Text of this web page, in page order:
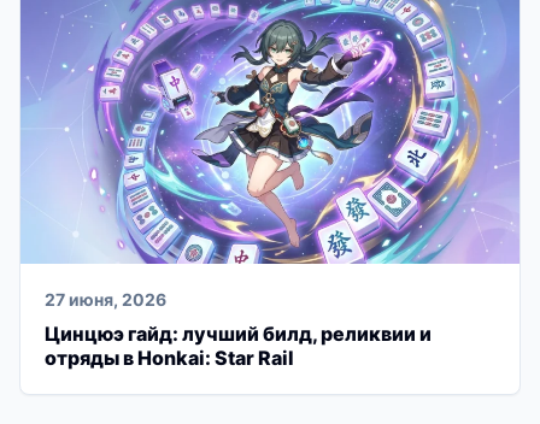
27 июня, 2026
Цинцюэ гайд: лучший билд, реликвии и
отряды в Honkai: Star Rail